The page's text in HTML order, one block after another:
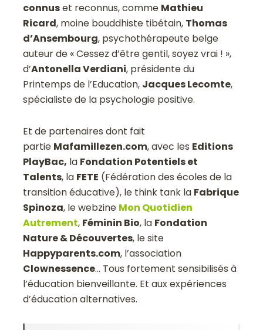
connuset reconnus, comme Mathieu
Ricard, moine bouddhiste tibétain, Thomas
d’Ansembourg, psychothérapeute belge
auteur de « Cessez d’être gentil, soyez vrai ! »,
d’Antonella Verdiani, présidente du
Printemps de l’Education, Jacques Lecomte,
spécialiste de la psychologie positive.
Et de partenaires dont fait
partie Mafamillezen.com, avec les Editions
PlayBac, la Fondation Potentiels et
Talents, la FETE (Fédération des écoles de la
transition éducative), le think tank la Fabrique
Spinoza, le webzine Mon Quotidien
Autrement, Féminin Bio, la Fondation
Nature & Découvertes, le site
Happyparents.com, l’association
Clownessence… Tous fortement sensibilisés à
l’éducation bienveillante. Et aux expériences
d’éducation alternatives.